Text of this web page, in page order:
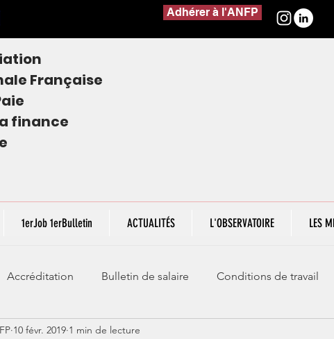
Adhérer à l'ANFP
Française
finance
1erJob 1erBulletin ACTUALITÉS L'OBSERVATOIRE LES
Accréditation Bulletin de salaire Conditions de travail
Jurisprudence Rémunération
10 févr. 2019 1 min de lecture